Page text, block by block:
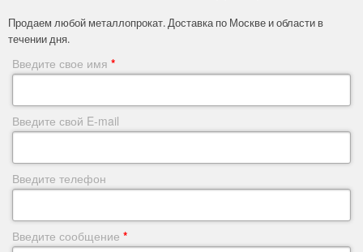
Продаем любой металлопрокат. Доставка по Москве и области в
течении дня.
Введите свое имя *
Введите свой E-mail
Введите телефон
Введите сообщение *